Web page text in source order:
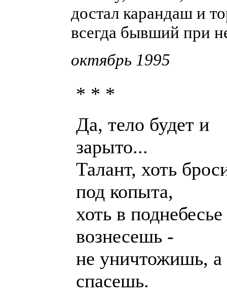
достал карандаш и
всегда бывший при
октябрь 1995
* * *
Да, тело будет и
зарыто...
Талант, хоть
под копыта,
хоть в поднебесье
вознесешь -
не уничтожишь, а
спасешь.